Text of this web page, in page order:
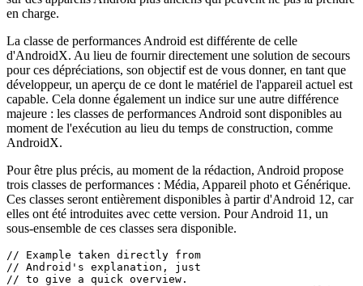
faire court, cette couche de compatibilité offre aux développeurs un
sur des appareils Android plus anciens qui peuvent ne pas la prendre
en charge.
La classe de performances Android est différente de celle
d'AndroidX. Au lieu de fournir directement une solution de secours
pour ces dépréciations, son objectif est de vous donner, en tant que
développeur, un aperçu de ce dont le matériel de l'appareil actuel est
capable. Cela donne également un indice sur une autre différence
moment de l'exécution au lieu du temps de construction, comme
AndroidX.
Pour être plus précis, au moment de la rédaction, Android propose
trois classes de performances : Média, Appareil photo et Générique.
elles ont été introduites avec cette version. Pour Android 11, un
sous-ensemble de ces classes sera disponible.